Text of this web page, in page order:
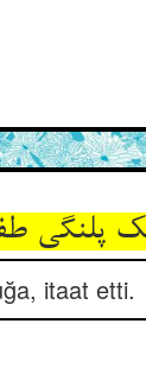
itaat etti.